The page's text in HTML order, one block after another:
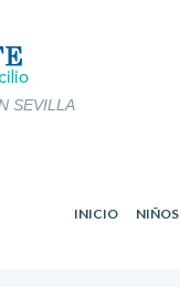
SEVILLA
INICIO NIÑOS